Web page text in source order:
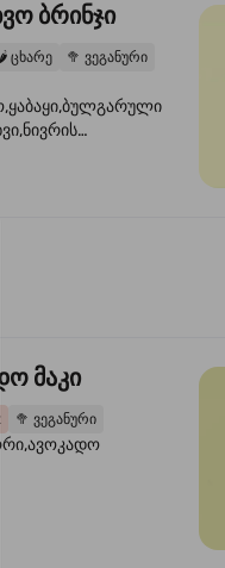
ბრინჯი
🌶️ ცხარე 🥦 ვეგანური
ხახვი,სეზამის
მაკი
2 🥦 ვეგანური